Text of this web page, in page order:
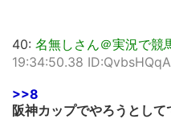
40: 名無しさん＠実況で競
19:34:50.38
>>8
阪神カップでやろうとして